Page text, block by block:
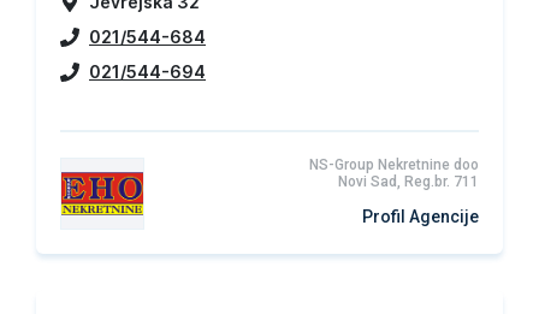
021/544-684
021/544-694
NS-Group Nekretnine doo
Novi Sad, Reg.br. 711
Profil Agencije